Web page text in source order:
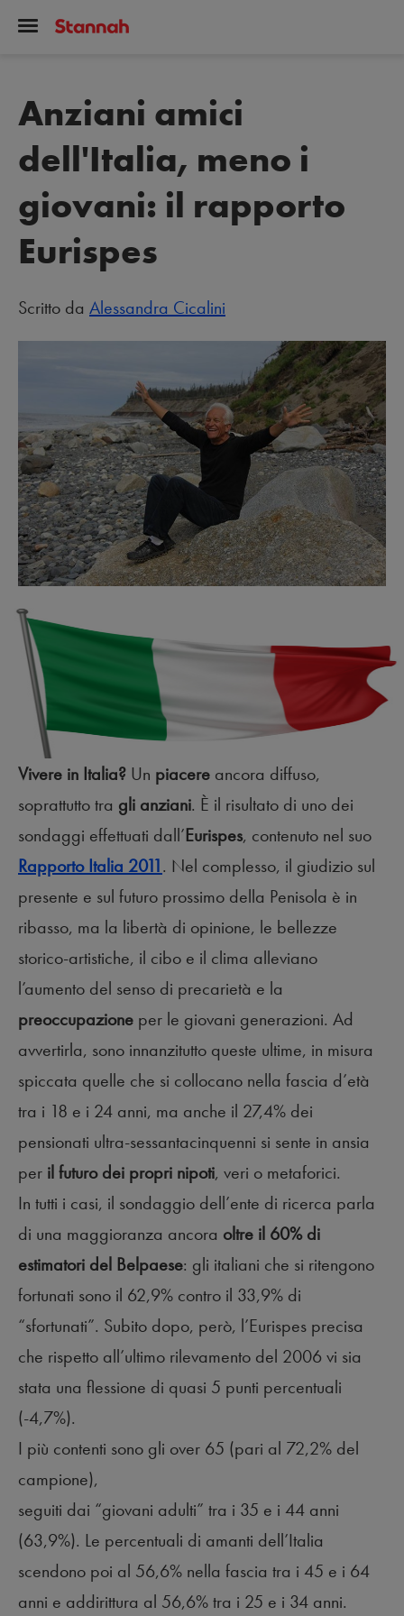
Anziani amici
dell'Italia, meno i
giovani: il rapporto
Eurispes
Scritto da Alessandra Cicalini
Vivere in Italia? Un piacere ancora diffuso,
soprattutto tra gli anziani. È il risultato di uno dei
sondaggi effettuati dall’Eurispes, contenuto nel suo
Rapporto Italia 2011. Nel complesso, il giudizio sul
presente e sul futuro prossimo della Penisola è in
ribasso, ma la libertà di opinione, le bellezze
storico-artistiche, il cibo e il clima alleviano
l’aumento del senso di precarietà e la
preoccupazione per le giovani generazioni. Ad
avvertirla, sono innanzitutto queste ultime, in misura
spiccata quelle che si collocano nella fascia d’età
tra i 18 e i 24 anni, ma anche il 27,4% dei
pensionati ultra-sessantacinquenni si sente in ansia
per il futuro dei propri nipoti, veri o metaforici.
In tutti i casi, il sondaggio dell’ente di ricerca parla
di una maggioranza ancora oltre il 60% di
estimatori del Belpaese: gli italiani che si ritengono
fortunati sono il 62,9% contro il 33,9% di
“sfortunati”. Subito dopo, però, l’Eurispes precisa
che rispetto all’ultimo rilevamento del 2006 vi sia
stata una flessione di quasi 5 punti percentuali
(-4,7%).
I più contenti sono gli over 65 (pari al 72,2% del
campione),
seguiti dai “giovani adulti” tra i 35 e i 44 anni
(63,9%). Le percentuali di amanti dell’Italia
scendono poi al 56,6% nella fascia tra i 45 e i 64
anni e addirittura al 56,6% tra i 25 e i 34 anni.